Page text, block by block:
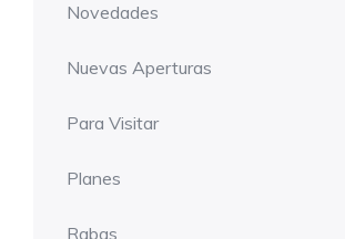
Novedades
Nuevas Aperturas
Para Visitar
Planes
Rabas